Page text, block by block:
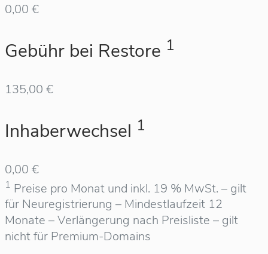
0,00 €
Gebühr bei Restore 1
135,00 €
Inhaberwechsel 1
0,00 €
1 Preise pro Monat und inkl. 19 % MwSt. – gilt
für Neuregistrierung – Mindestlaufzeit 12
Monate – Verlängerung nach Preisliste – gilt
nicht für Premium-Domains